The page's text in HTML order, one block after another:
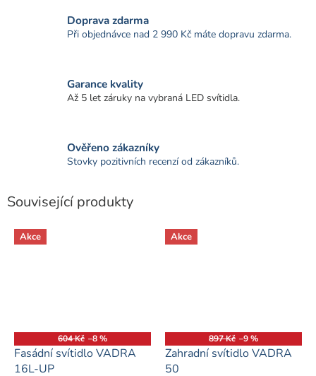
Doprava zdarma
Při objednávce nad 2 990 Kč máte dopravu zdarma.
Garance kvality
Až 5 let záruky na vybraná LED svítidla.
Ověřeno zákazníky
Stovky pozitivních recenzí od zákazníků.
Související produkty
Akce
604 Kč –8 %
Fasádní svítidlo VADRA
16L-UP
Akce
897 Kč –9 %
Zahradní svítidlo VADRA
50